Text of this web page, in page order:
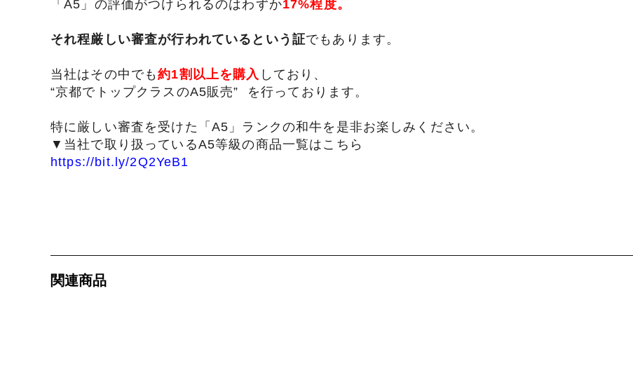
「A5」の評価がつけられるのはわずか17%程度。
それ程厳しい審査が行われているという証でもあります。
当社はその中でも約1割以上を購入 しており、
“京都でトップクラスのA5販売” を行っております。
特に厳しい審査を受けた「A5」ランクの和牛を是非お楽しみください。
▼当社で取り扱っているA5等級の商品一覧はこちら
https://bit.ly/2Q2YeB1
関連商品